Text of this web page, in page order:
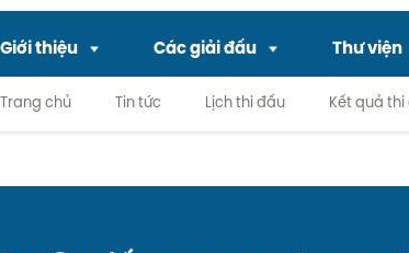
Giới thiệu Các giải đấu Thư viện
Trang chủ Tin tức Lịch thi đấu Kết quả